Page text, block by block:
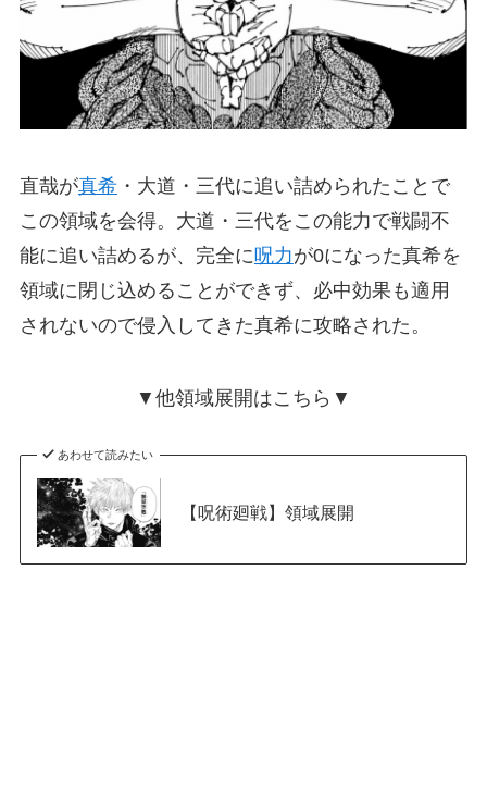
直哉が真希・大道・三代に追い詰められたことで
この領域を会得。大道・三代をこの能力で戦闘不
能に追い詰めるが、完全に呪力が0になった真希を
領域に閉じ込めることができず、必中効果も適用
されないので侵入してきた真希に攻略された。
▼他領域展開はこちら▼
あわせて読みたい
【呪術廻戦】領域展開